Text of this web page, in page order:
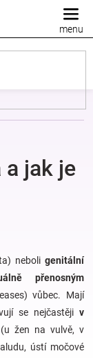
jak je
neboli genitální
přenosným
vůbec. Mají
se nejčastěji v
žen na vulvě, v
ústí močové